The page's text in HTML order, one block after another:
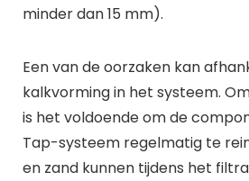
minder dan 15 mm).
Een van de oorzaken kan
kalkvorming in het systeem.
is het voldoende om de
Tap-systeem regelmatig te
en zand kunnen tijdens het